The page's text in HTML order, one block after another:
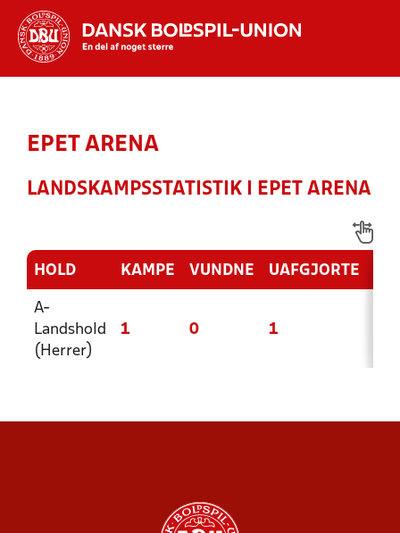
HOLD
EPET ARENA
LANDSKAMPSSTATISTIK I EPET ARENA
HOLD KAMPE VUNDNE UAFGJORTE
A-
Landshold
(Herrer)
1 0 1